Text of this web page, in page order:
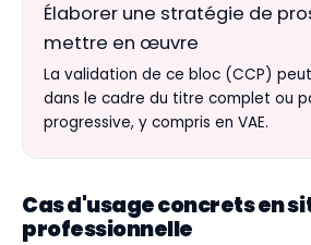
Élaborer une stratégie de
mettre en œuvre
La validation de ce bloc (CCP)
dans le cadre du titre complet ou
progressive, y compris en VAE.
Cas d'usage concrets en
professionnelle